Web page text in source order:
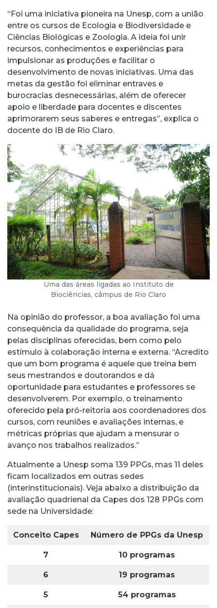
“Foi uma iniciativa pioneira na Unesp, com a união
entre os cursos de Ecologia e Biodiversidade e
Ciências Biológicas e Zoologia. A ideia foi unir
recursos, conhecimentos e experiências para
impulsionar as produções e facilitar o
desenvolvimento de novas iniciativas. Uma das
metas da gestão foi eliminar entraves e
burocracias desnecessárias, além de oferecer
apoio e liberdade para docentes e discentes
aprimorarem seus saberes e entregas”, explica o
docente do IB de Rio Claro.
Uma das áreas ligadas ao Instituto de
Biociências, câmpus de Rio Claro
Na opinião do professor, a boa avaliação foi uma
consequência da qualidade do programa, seja
pelas disciplinas oferecidas, bem como pelo
estímulo à colaboração interna e externa. “Acredito
que um bom programa é aquele que treina bem
seus mestrandos e doutorandos e dá
oportunidade para estudantes e professores se
desenvolverem. Por exemplo, o treinamento
oferecido pela pró-reitoria aos coordenadores dos
cursos, com reuniões e avaliações internas, e
métricas próprias que ajudam a mensurar o
avanço nos trabalhos realizados.”
Atualmente a Unesp soma 139 PPGs, mas 11 deles
ficam localizados em outras sedes
(interinstitucionais). Veja abaixo a distribuição da
avaliação quadrienal da Capes dos 128 PPGs com
sede na Universidade:
Conceito Capes Número de PPGs da Unesp
7 10 programas
6 19 programas
5 54 programas